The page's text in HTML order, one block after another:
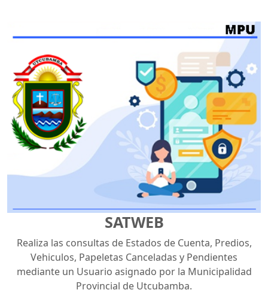
SATWEB
Realiza las consultas de Estados de Cuenta, Predios,
Vehiculos, Papeletas Canceladas y Pendientes
mediante un Usuario asignado por la Municipalidad
Provincial de Utcubamba.